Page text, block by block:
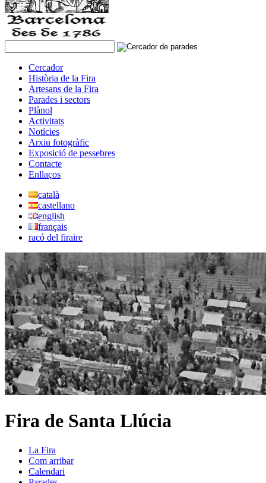
Cercador
Història de la Fira
Artesans de la Fira
Parades i sectors
Plànol
Activitats
Notícies
Arxiu fotogràfic
Exposició de pessebres
Contacte
Enllaços
català
castellano
english
français
racó del firaire
Fira de Santa Llúcia
La Fira
Com arribar
Calendari